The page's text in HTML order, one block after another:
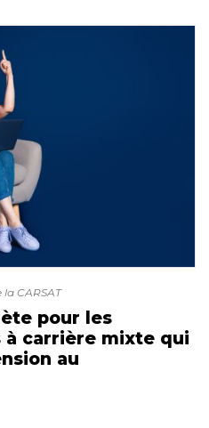
CARSAT
pour les
carrière mixte qui
au